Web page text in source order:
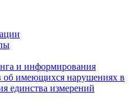
и информирования
об имеющихся нарушениях в
единства измерений